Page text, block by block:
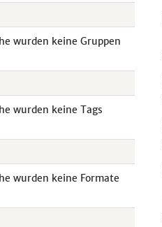
wurden keine Gruppen
wurden keine Tags
wurden keine Formate